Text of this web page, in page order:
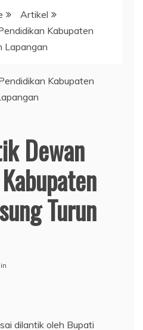
Artikel
Kabupaten
Lapangan
Dewan
Turun
dilantik oleh Bupati